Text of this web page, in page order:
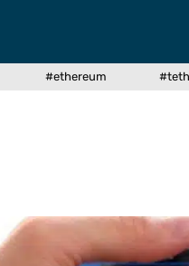
#ethereum